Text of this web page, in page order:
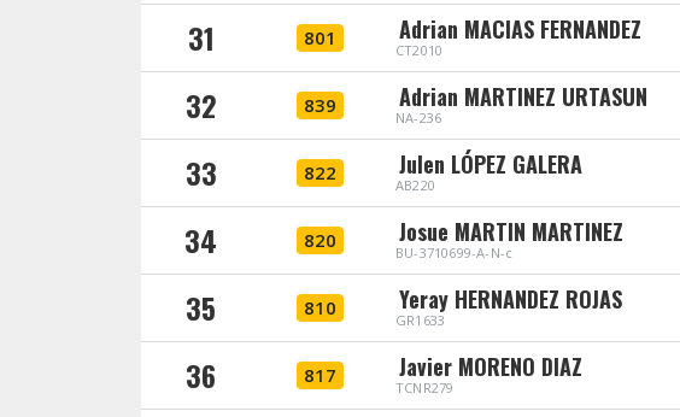
31 801 Adrian MACIAS FERNANDEZ
CT2010
32 839 Adrian MARTINEZ URTASUN
NA-236
33 822 Julen LÓPEZ GALERA
AB220
34 820 Josue MARTIN MARTINEZ
BU-3710699-A-N-c
35 810 Yeray HERNANDEZ ROJAS
GR1633
36 817 Javier MORENO DIAZ
TCNR279